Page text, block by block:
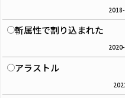
斬属性で割り込まれた
アラストル